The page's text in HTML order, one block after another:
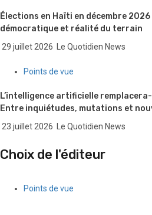
Élections en Haïti en décembre
démocratique et réalité du terrain
29 juillet 2026 Le Quotidien News
Points de vue
L’intelligence artificielle
Entre inquiétudes, mutations et
23 juillet 2026 Le Quotidien News
Choix de l'éditeur
Points de vue